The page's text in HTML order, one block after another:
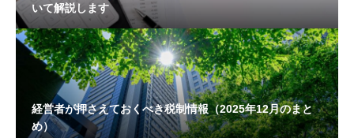
いて解説します
経営者が押さえておくべき税制情報（2025年12月のまと
め）